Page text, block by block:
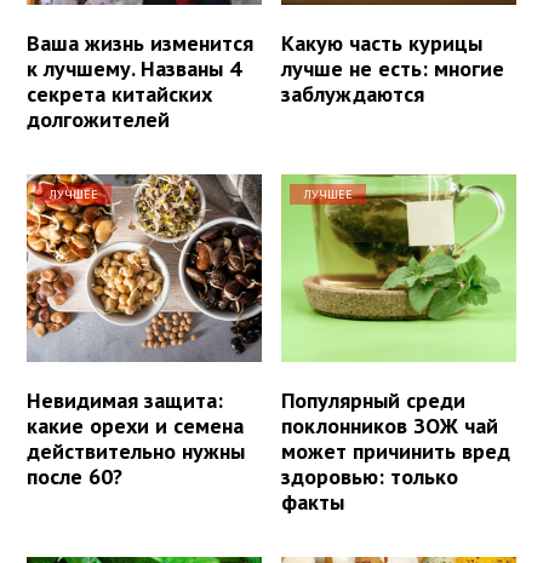
Ваша жизнь изменится
к лучшему. Названы 4
секрета китайских
долгожителей
Какую часть курицы
лучше не есть: многие
заблуждаются
ЛУЧШЕЕ
Невидимая защита:
какие орехи и семена
действительно нужны
после 60?
ЛУЧШЕЕ
Популярный среди
поклонников ЗОЖ чай
может причинить вред
здоровью: только
факты